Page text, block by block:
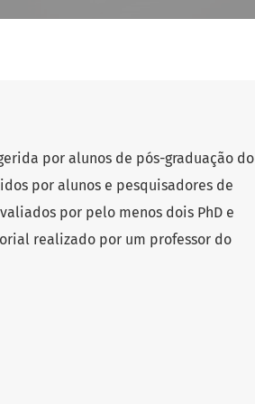
por alunos de pós-graduação do
por alunos e pesquisadores de
por pelo menos dois PhD e
realizado por um professor do